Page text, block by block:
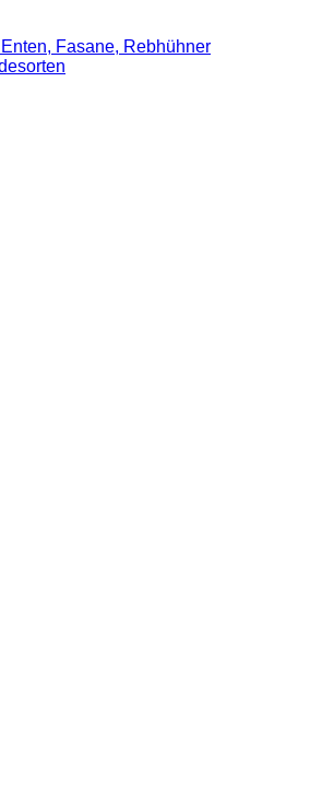
Fasane, Rebhühner